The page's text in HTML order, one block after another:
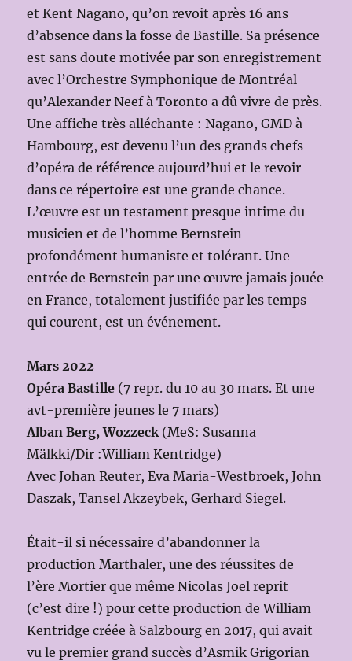
et Kent Nagano, qu’on revoit après 16 ans
d’absence dans la fosse de Bastille. Sa présence
est sans doute motivée par son enregistrement
avec l’Orchestre Symphonique de Montréal
qu’Alexander Neef à Toronto a dû vivre de près.
Une affiche très alléchante : Nagano, GMD à
Hambourg, est devenu l’un des grands chefs
d’opéra de référence aujourd’hui et le revoir
dans ce répertoire est une grande chance.
L’œuvre est un testament presque intime du
musicien et de l’homme Bernstein
profondément humaniste et tolérant. Une
entrée de Bernstein par une œuvre jamais jouée
en France, totalement justifiée par les temps
qui courent, est un événement.
Mars 2022
Opéra Bastille (7 repr. du 10 au 30 mars. Et une
avt-première jeunes le 7 mars)
Alban Berg, Wozzeck (MeS: Susanna
Mälkki/Dir :William Kentridge)
Avec Johan Reuter, Eva Maria-Westbroek, John
Daszak, Tansel Akzeybek, Gerhard Siegel.
Était-il si nécessaire d’abandonner la
production Marthaler, une des réussites de
l’ère Mortier que même Nicolas Joel reprit
(c’est dire !) pour cette production de William
Kentridge créée à Salzbourg en 2017, qui avait
vu le premier grand succès d’Asmik Grigorian